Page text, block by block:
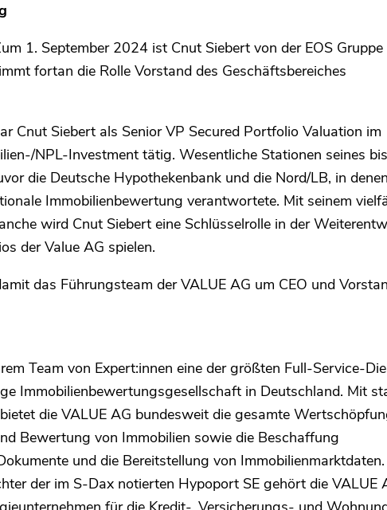
1. September 2024 ist Cnut Siebert von der EOS Gruppe
fortan die Rolle Vorstand des Geschäftsbereiches
Cnut Siebert als Senior VP Secured Portfolio Valuation im
NPL-Investment tätig. Wesentliche Stationen seines
die Deutsche Hypothekenbank und die Nord/LB, in
Immobilienbewertung verantwortete. Mit seinem
wird Cnut Siebert eine Schlüsselrolle in der
der Value AG spielen.
das Führungsteam der VALUE AG um CEO und
Team von Expert:innen eine der größten Full-Service-
Immobilienbewertungsgesellschaft in Deutschland. Mit
die VALUE AG bundesweit die gesamte
Bewertung von Immobilien sowie die Beschaffung
und die Bereitstellung von
der im S-Dax notierten Hypoport SE gehört die VALUE